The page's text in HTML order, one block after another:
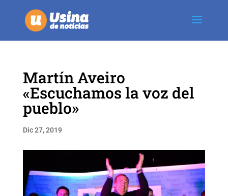
Martín Aveiro
«Escuchamos la voz del
pueblo»
Dic 27, 2019